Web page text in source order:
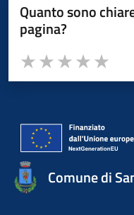
Quanto sono
pagina?
Valuta da 1 a 5 stelle la
Valuta
Valuta 4
Valuta 3 stelle
Valuta 2 stelle su 5
Valuta 1 stelle su 5
Comune di